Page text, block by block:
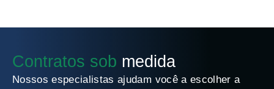
Contratos sob medida
Nossos especialistas ajudam você a escolher a